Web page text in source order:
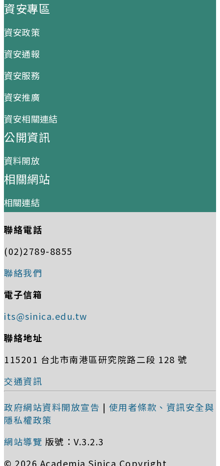
資安專區
資安政策
資安通報
資安服務
資安推廣
資安相關連結
公開資訊
資料開放
相關網站
相關連結
聯絡電話
(02)2789-8855
聯絡我們
電子信箱
its@sinica.edu.tw
聯絡地址
115201 台北市南港區研究院路二段 128 號
交通資訊
政府網站資料開放宣告 | 使用者條款、資訊安全與
隱私權政策
網站導覽 版號：V.3.2.3
© 2026 Academia Sinica Copyright